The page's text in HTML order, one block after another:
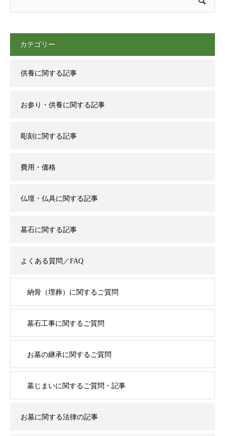
カテゴリー
供養に関する記事
お参り・供養に関する記事
彫刻に関する記事
費用・価格
仏壇・仏具に関する記事
墓石に関する記事
よくある質問／FAQ
納骨（埋葬）に関するご質問
墓石工事に関するご質問
お墓の継承に関するご質問
墓じまいに関するご質問・記事
お墓に関する法律の記事